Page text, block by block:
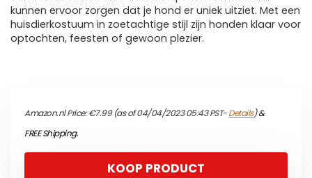
kunnen ervoor zorgen dat je hond er uniek uitziet. Met een
huisdierkostuum in zoetachtige stijl zijn honden klaar voor
optochten, feesten of gewoon plezier.
Amazon.nl Price:€7.99(as of 04/04/2023 05:43 PST-Details)&
FREE Shipping.
KOOP PRODUCT